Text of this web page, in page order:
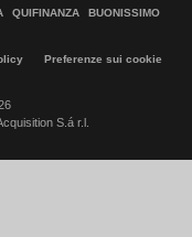
QUIFINANZA
BUONISSIMO
Preferenze sui cookie
S.á r.l.